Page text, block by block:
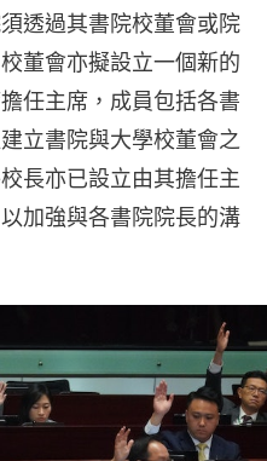
透過其書院校董會或院
董會亦擬設立一個新的
任主席，成員包括各書
立書院與大學校董會之
長亦已設立由其擔任主
加強與各書院院長的溝